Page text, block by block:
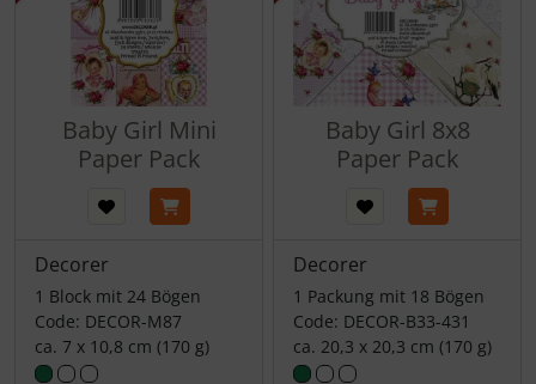
Baby Girl Mini
Paper Pack
Decorer
1 Block mit 24 Bögen
Code: DECOR-M87
ca. 7 x 10,8 cm (170 g)
Baby Girl 8x8
Paper Pack
Decorer
1 Packung mit 18 Bögen
Code: DECOR-B33-431
ca. 20,3 x 20,3 cm (170 g)